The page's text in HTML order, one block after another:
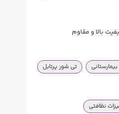
بالا و مقاوم
تی شور پرتابل
نظافتی